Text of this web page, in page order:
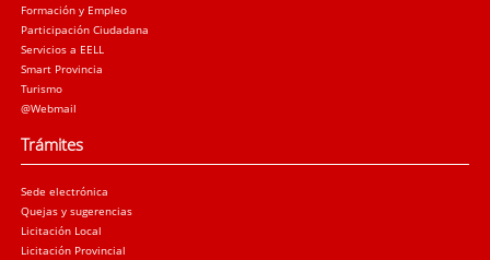
Formación y Empleo
Participación Ciudadana
Servicios a EELL
Smart Provincia
Turismo
@Webmail
Trámites
Sede electrónica
Quejas y sugerencias
Licitación Local
Licitación Provincial